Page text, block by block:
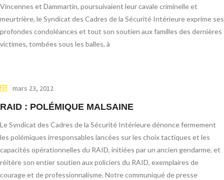
Vincennes et Dammartin, poursuivaient leur cavale criminelle et
meurtrière, le Syndicat des Cadres de la Sécurité Intérieure exprime ses
profondes condoléances et tout son soutien aux familles des dernières
victimes, tombées sous les balles, à
mars 23, 2012
RAID : POLÉMIQUE MALSAINE
Le Syndicat des Cadres de la Sécurité Intérieure dénonce fermement
les polémiques irresponsables lancées sur les choix tactiques et les
capacités opérationnelles du RAID, initiées par un ancien gendarme, et
réitère son entier soutien aux policiers du RAID, exemplaires de
courage et de professionnalisme. Notre communiqué de presse